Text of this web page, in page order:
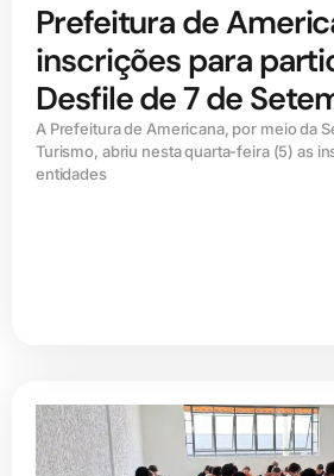
Prefeitura de
inscrições para
Desfile de 7 de
A Prefeitura de Americana, por meio da
Turismo, abriu nesta quarta-feira (5) as
entidades